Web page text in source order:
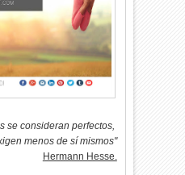
se consideran perfectos,
menos de sí mismos"
Hermann Hesse.